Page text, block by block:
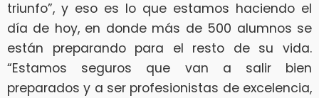
triunfo”, y eso es lo que estamos haciendo el
día de hoy, en donde más de 500 alumnos se
están preparando para el resto de su vida.
“Estamos seguros que van a salir bien
preparados y a ser profesionistas de excelencia,